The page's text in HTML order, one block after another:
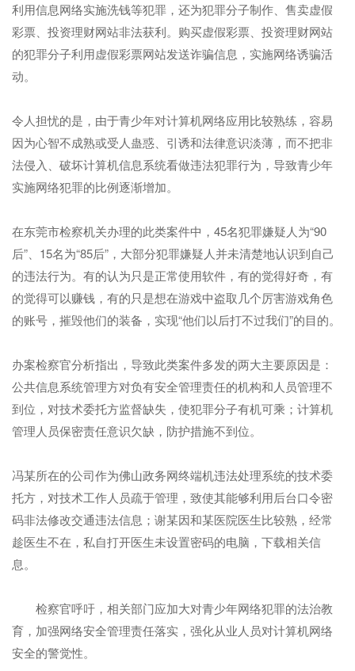
利用信息网络实施洗钱等犯罪，还为犯罪分子制作、售卖虚假
彩票、投资理财网站非法获利。购买虚假彩票、投资理财网站
的犯罪分子利用虚假彩票网站发送诈骗信息，实施网络诱骗活
动。
令人担忧的是，由于青少年对计算机网络应用比较熟练，容易
因为心智不成熟或受人蛊惑、引诱和法律意识淡薄，而不把非
法侵入、破坏计算机信息系统看做违法犯罪行为，导致青少年
实施网络犯罪的比例逐渐增加。
在东莞市检察机关办理的此类案件中，45名犯罪嫌疑人为“90
后”、15名为“85后”，大部分犯罪嫌疑人并未清楚地认识到自己
的违法行为。有的认为只是正常使用软件，有的觉得好奇，有
的觉得可以赚钱，有的只是想在游戏中盗取几个厉害游戏角色
的账号，摧毁他们的装备，实现“他们以后打不过我们”的目的。
办案检察官分析指出，导致此类案件多发的两大主要原因是：
公共信息系统管理方对负有安全管理责任的机构和人员管理不
到位，对技术委托方监督缺失，使犯罪分子有机可乘；计算机
管理人员保密责任意识欠缺，防护措施不到位。
冯某所在的公司作为佛山政务网终端机违法处理系统的技术委
托方，对技术工作人员疏于管理，致使其能够利用后台口令密
码非法修改交通违法信息；谢某因和某医院医生比较熟，经常
趁医生不在，私自打开医生未设置密码的电脑，下载相关信
息。
检察官呼吁，相关部门应加大对青少年网络犯罪的法治教
育，加强网络安全管理责任落实，强化从业人员对计算机网络
安全的警觉性。